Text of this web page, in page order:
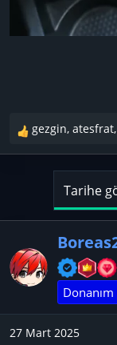
T
e
l
r
:
gezgin, atesfrat,
Tarihe
Donanım
27 Mart 2025